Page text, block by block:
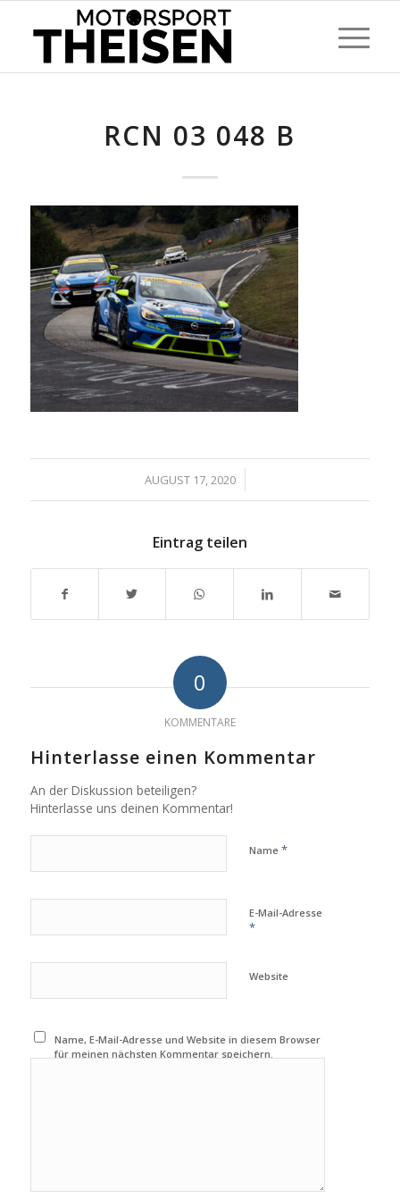
RCN 03 048 B
AUGUST 17, 2020
/
Eintrag teilen
0
KOMMENTARE
Hinterlasse einen Kommentar
An der Diskussion beteiligen?
Hinterlasse uns deinen Kommentar!
Name *
E-Mail-Adresse
*
Website
Name, E-Mail-Adresse und Website in diesem Browser
für meinen nächsten Kommentar speichern.